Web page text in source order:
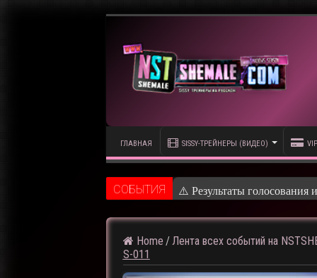
ГЛАВНАЯ SISSY-ТРЕЙНЕРЫ (ВИДЕО)
CОБЫТИЯ ⚠️ Кадры
Home / Лента всех событий на
S-011